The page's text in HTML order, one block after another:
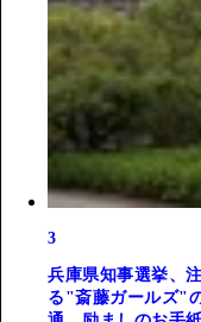
3
兵庫県知事選挙、
る"斎藤ガールズ"